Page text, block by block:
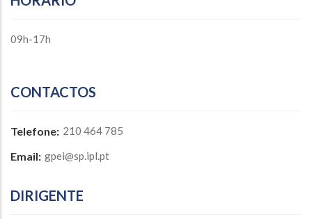
09h-17h
CONTACTOS
Telefone: 210 464 785
Email: gpei@sp.ipl.pt
DIRIGENTE